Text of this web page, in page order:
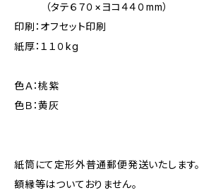
（タテ６７０×ヨコ４４０mm）
印刷：オフセット印刷
紙厚：１１０kg
色Ａ：桃紫
色Ｂ：黄灰
紙筒にて定形外普通郵便発送いたします。
額縁等はついておりません。